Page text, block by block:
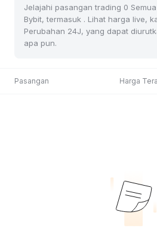
Jelajahi pasangan trading 0
Bybit, termasuk . Lihat harga live,
Perubahan 24J, yang dapat
apa pun.
Pasangan Harga